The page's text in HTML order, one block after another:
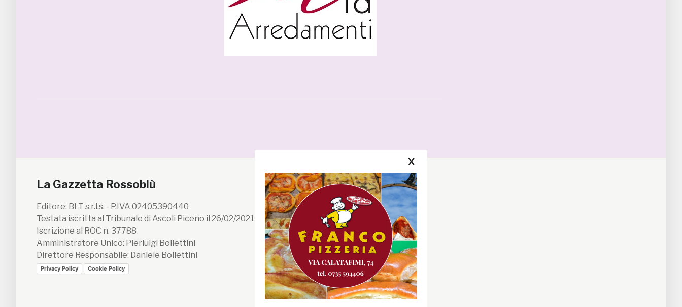
La Gazzetta Rossoblù
Editore: BLT s.r.l.s. - P.IVA 02405390440
Testata iscritta al Tribunale di Ascoli Piceno il 26/02/2021 n. 199/2021
Iscrizione al ROC n. 37788
Amministratore Unico: Pierluigi Bollettini
Direttore Responsabile: Daniele Bollettini
Privacy Policy Cookie Policy
Segui la GRB
Facebook
Instagram
Twitter
Youtube
X